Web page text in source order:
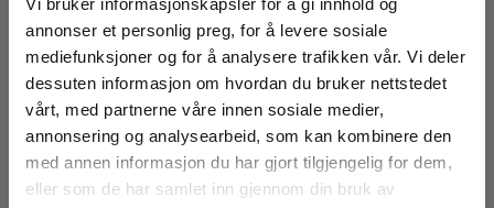
Vi bruker informasjonskapsler for å gi innhold og
annonser et personlig preg, for å levere sosiale
mediefunksjoner og for å analysere trafikken vår. Vi deler
dessuten informasjon om hvordan du bruker nettstedet
vårt, med partnerne våre innen sosiale medier,
annonsering og analysearbeid, som kan kombinere den
med annen informasjon du har gjort tilgjengelig for dem,
eller som de har samlet inn gjennom din bruk av
Batteri:
Li-ion (inkl.)
Dimensioner
Multimetre